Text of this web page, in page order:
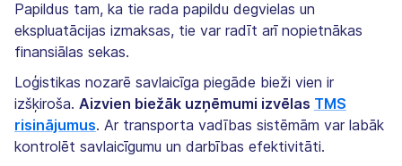
Papildus tam, ka tie rada papildu degvielas un
ekspluatācijas izmaksas, tie var radīt arī nopietnākas
finansiālas sekas.
Loģistikas nozarē savlaicīga piegāde bieži vien ir
izšķiroša. Aizvien biežāk uzņēmumi izvēlas TMS
risinājumus. Ar transporta vadības sistēmām var labāk
kontrolēt savlaicīgumu un darbības efektivitāti.